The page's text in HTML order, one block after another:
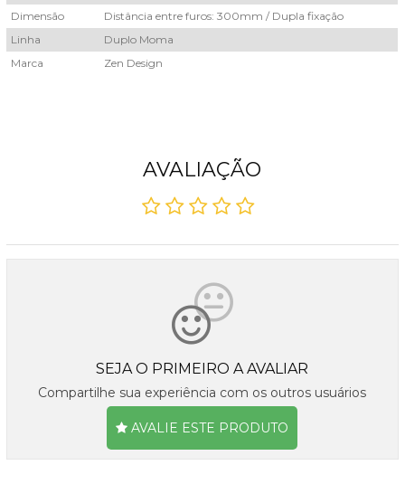
Dimensão
Distância entre furos: 300mm / Dupla fixação
Linha
Duplo Moma
Marca
Zen Design
AVALIAÇÃO
SEJA O PRIMEIRO A AVALIAR
Compartilhe sua experiência com os outros usuários
AVALIE ESTE PRODUTO